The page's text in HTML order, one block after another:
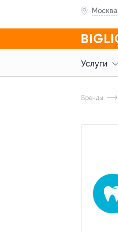
Москва
Услуги
Бренды